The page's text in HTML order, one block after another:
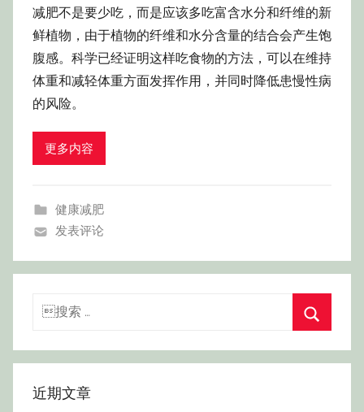
减肥不是要少吃，而是应该多吃富含水分和纤维的新
鲜植物，由于植物的纤维和水分含量的结合会产生饱
腹感。科学已经证明这样吃食物的方法，可以在维持
体重和减轻体重方面发挥作用，并同时降低患慢性病
的风险。
更多内容
健康减肥
发表评论
搜
搜
近期文章